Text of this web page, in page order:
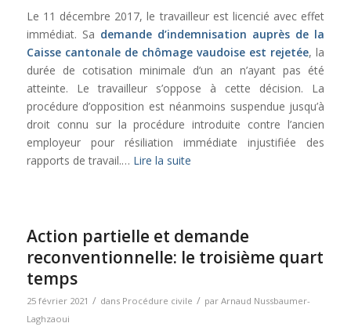
Le 11 décembre 2017, le travailleur est licencié avec effet
immédiat. Sa demande d’indemnisation auprès de la
Caisse cantonale de chômage vaudoise est rejetée, la
durée de cotisation minimale d’un an n’ayant pas été
atteinte. Le travailleur s’oppose à cette décision. La
procédure d’opposition est néanmoins suspendue jusqu’à
droit connu sur la procédure introduite contre l’ancien
employeur pour résiliation immédiate injustifiée des
rapports de travail.… Lire la suite
Action partielle et demande
reconventionnelle: le troisième quart
temps
25 février 2021 / dans Procédure civile / par Arnaud Nussbaumer-
Laghzaoui